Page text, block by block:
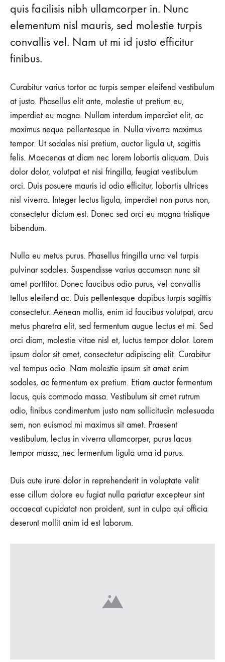
quis facilisis nibh ullamcorper in. Nunc
elementum nisl mauris, sed molestie turpis
convallis vel. Nam ut mi id justo efficitur
finibus.
Curabitur varius tortor ac turpis semper eleifend vestibulum
at justo. Phasellus elit ante, molestie ut pretium eu,
imperdiet eu magna. Nullam interdum imperdiet elit, ac
maximus neque pellentesque in. Nulla viverra maximus
tempor. Ut sodales nisi pretium, auctor ligula ut, sagittis
felis. Maecenas at diam nec lorem lobortis aliquam. Duis
dolor dolor, volutpat et nisi fringilla, feugiat vestibulum
orci. Duis posuere mauris id odio efficitur, lobortis ultrices
nisl viverra. Integer lectus ligula, imperdiet non purus non,
consectetur dictum est. Donec sed orci eu magna tristique
bibendum.
Nulla eu metus purus. Phasellus fringilla urna vel turpis
pulvinar sodales. Suspendisse varius accumsan nunc sit
amet porttitor. Donec faucibus odio purus, vel convallis
tellus eleifend ac. Duis pellentesque dapibus turpis sagittis
consectetur. Aenean mollis, enim id faucibus volutpat, arcu
metus pharetra elit, sed fermentum augue lectus et mi. Sed
orci diam, molestie vitae nisl et, luctus tempor dolor. Lorem
ipsum dolor sit amet, consectetur adipiscing elit. Curabitur
vel tempus odio. Nam molestie ipsum sit amet enim
sodales, ac fermentum ex pretium. Etiam auctor fermentum
lacus, quis commodo massa. Vestibulum sit amet rutrum
odio, finibus condimentum justo nam sollicitudin malesuada
sem, non euismod mi maximus sit amet. Praesent
vestibulum, lectus in viverra ullamcorper, purus lacus
tempor massa, nec fermentum ligula urna id purus.
Duis aute irure dolor in reprehenderit in voluptate velit
esse cillum dolore eu fugiat nulla pariatur excepteur sint
occaecat cupidatat non proident, sunt in culpa qui officia
deserunt mollit anim id est laborum.